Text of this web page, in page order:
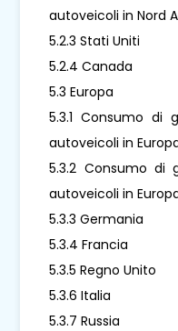
autoveicoli in Nord
5.2.3 Stati Uniti
5.2.4 Canada
5.3 Europa
5.3.1 Consumo di
autoveicoli in
5.3.2 Consumo di
autoveicoli in
5.3.3 Germania
5.3.4 Francia
5.3.5 Regno Unito
5.3.6 Italia
5.3.7 Russia